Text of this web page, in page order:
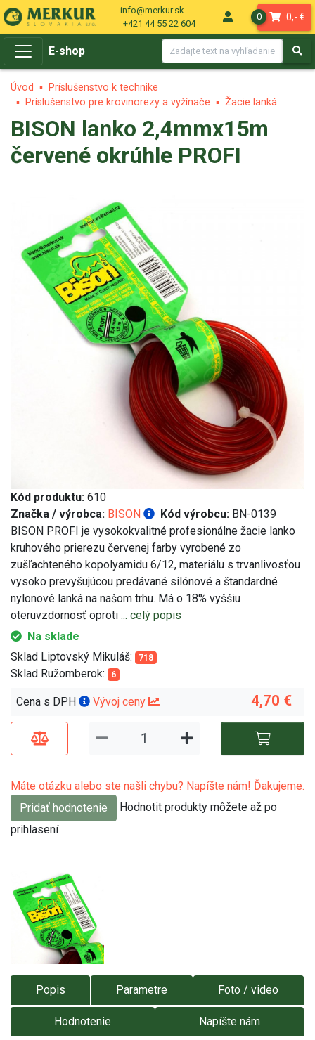
info@merkur.sk
+421 44 55 22 604
0 0,- €
E-shop
Úvod
Príslušenstvo k technike
Príslušenstvo pre krovinorezy a vyžínače
Žacie lanká
BISON lanko 2,4mmx15m
červené okrúhle PROFI
Kód produktu: 610
Značka / výrobca: BISON Kód výrobcu: BN-0139
BISON PROFI je vysokokvalitné profesionálne žacie lanko
kruhového prierezu červenej farby vyrobené zo
zušľachteného kopolyamidu 6/12, materiálu s trvanlivosťou
vysoko prevyšujúcou predávané silónové a štandardné
nylonové lanká na našom trhu. Má o 18% vyššiu
oteruvzdornosť oproti ... celý popis
Na sklade
Sklad Liptovský Mikuláš:
718
Sklad Ružomberok: 6
Cena s DPH 4,70 €
Vývoj ceny
Máte otázku alebo ste našli chybu? Napíšte nám! Ďakujeme.
Pridať hodnotenie
Hodnotit produkty môžete až po
prihlasení
Popis Parametre Foto / video
Hodnotenie Napíšte nám